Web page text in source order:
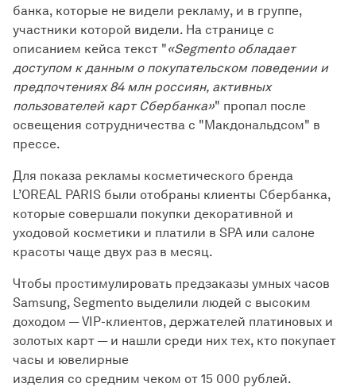
банка, которые не видели рекламу, и в группе,
участники которой видели. На странице с
описанием кейса текст "«Segmento обладает
доступом к данным о покупательском поведении и
предпочтениях 84 млн россиян, активных
пользователей карт Сбербанка»" пропал после
освещения сотрудничества с "Макдональдсом" в
прессе.
Для показа рекламы косметического бренда
L’OREAL PARIS были отобраны клиенты Сбербанка,
которые совершали покупки декоративной и
уходовой косметики и платили в SPA или салоне
красоты чаще двух раз в месяц.
Чтобы простимулировать предзаказы умных часов
Samsung, Segmento выделили людей с высоким
доходом — VIP-клиентов, держателей платиновых и
золотых карт — и нашли среди них тех, кто покупает
часы и ювелирные
изделия со средним чеком от 15 000 рублей.